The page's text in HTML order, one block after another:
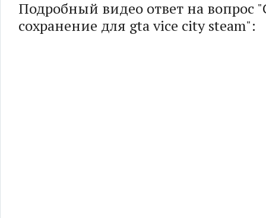
Подробный видео ответ на вопрос
сохранение для gta vice city steam":